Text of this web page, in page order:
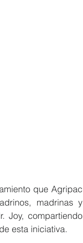
que Agripac
madrinas y
Joy, compartiendo
esta iniciativa.